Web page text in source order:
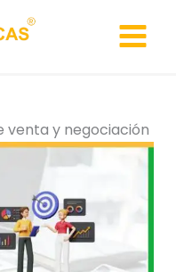
venta y negociación